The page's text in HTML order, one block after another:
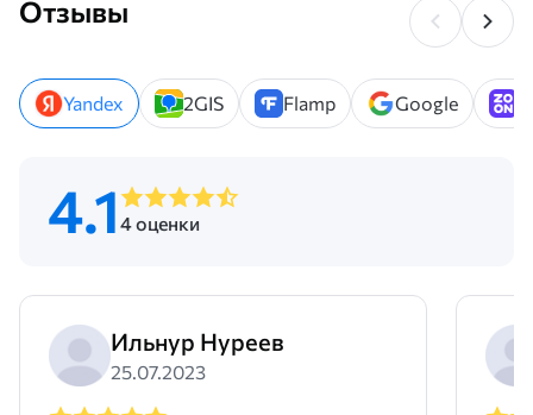
Отзывы
Yandex 2GIS Flamp Google
4.1 4 оценки
Ильнур Нуреев
25.07.2023